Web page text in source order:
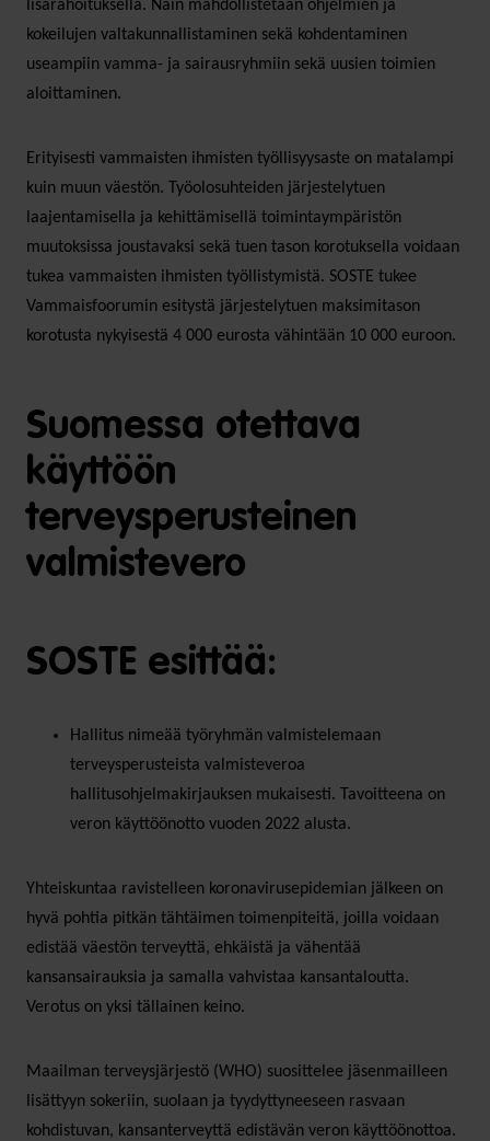
lisärahoituksella. Näin mahdollistetaan ohjelmien ja
kokeilujen valtakunnallistaminen sekä kohdentaminen
useampiin vamma- ja sairausryhmiin sekä uusien toimien
aloittaminen.
Erityisesti vammaisten ihmisten työllisyysaste on matalampi
kuin muun väestön. Työolosuhteiden järjestelytuen
laajentamisella ja kehittämisellä toimintaympäristön
muutoksissa joustavaksi sekä tuen tason korotuksella voidaan
tukea vammaisten ihmisten työllistymistä. SOSTE tukee
Vammaisfoorumin esitystä järjestelytuen maksimitason
korotusta nykyisestä 4 000 eurosta vähintään 10 000 euroon.
Suomessa otettava
käyttöön
terveysperusteinen
valmistevero
SOSTE esittää:
Hallitus nimeää työryhmän valmistelemaan
terveysperusteista valmisteveroa
hallitusohjelmakirjauksen mukaisesti. Tavoitteena on
veron käyttöönotto vuoden 2022 alusta.
Yhteiskuntaa ravistelleen koronavirusepidemian jälkeen on
hyvä pohtia pitkän tähtäimen toimenpiteitä, joilla voidaan
edistää väestön terveyttä, ehkäistä ja vähentää
kansansairauksia ja samalla vahvistaa kansantaloutta.
Verotus on yksi tällainen keino.
Maailman terveysjärjestö (WHO) suosittelee jäsenmailleen
lisättyyn sokeriin, suolaan ja tyydyttyneeseen rasvaan
kohdistuvan, kansanterveyttä edistävän veron käyttöönottoa.